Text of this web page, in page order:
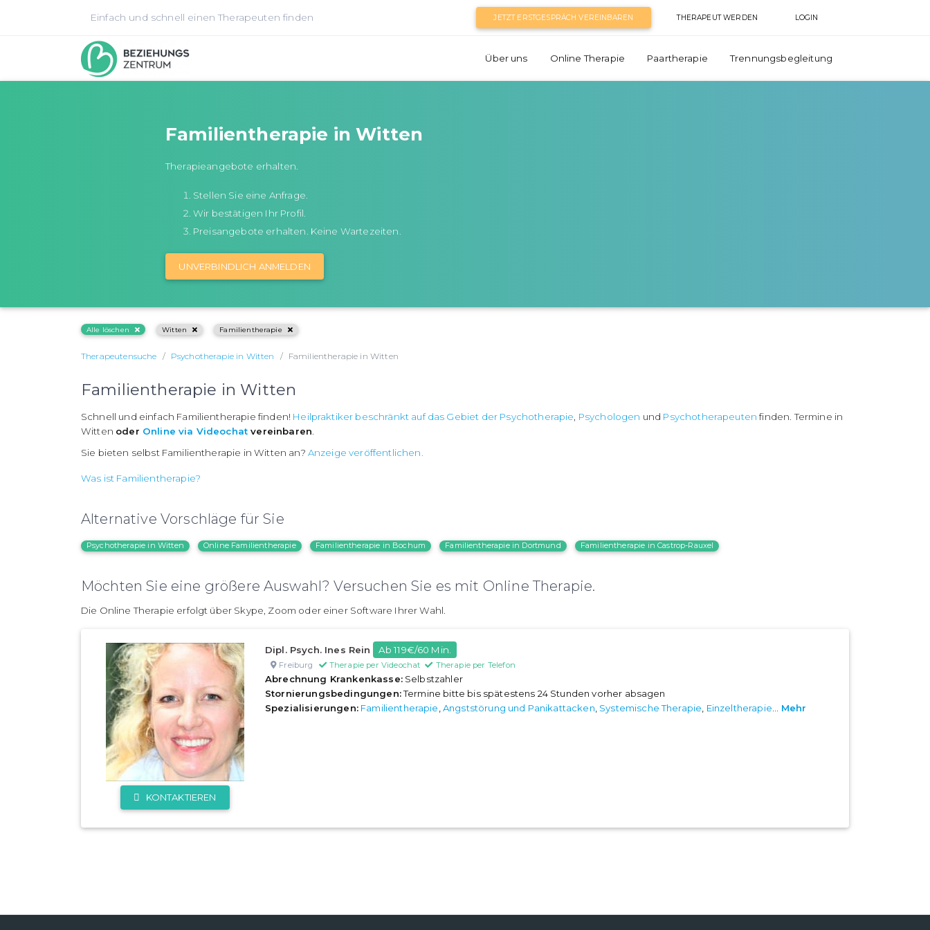
Einfach und schnell einen Therapeuten finden JETZT ERSTGESPRÄCH VEREINBAREN THERAPEUT WERDEN LOGIN
Über uns Online Therapie Paartherapie Trennungsbegleitung
Familientherapie in Witten
Therapieangebote erhalten.
Stellen Sie eine Anfrage.
Wir bestätigen Ihr Profil.
Preisangebote erhalten. Keine Wartezeiten.
UNVERBINDLICH ANMELDEN
Alle löschen Witten Familientherapie
Therapeutensuche Psychotherapie in Witten Familientherapie in Witten
Familientherapie in Witten
Schnell und einfach Familientherapie finden! Heilpraktiker beschränkt auf das Gebiet der Psychotherapie, Psychologen und Psychotherapeuten finden. Termine in
Witten oder Online via Videochat vereinbaren.
Sie bieten selbst Familientherapie in Witten an? Anzeige veröffentlichen.
Was ist Familientherapie?
Alternative Vorschläge für Sie
Psychotherapie in Witten Online Familientherapie Familientherapie in Bochum Familientherapie in Dortmund Familientherapie in Castrop-Rauxel
Möchten Sie eine größere Auswahl? Versuchen Sie es mit Online Therapie.
Die Online Therapie erfolgt über Skype, Zoom oder einer Software Ihrer Wahl.
KONTAKTIEREN
Dipl. Psych. Ines Rein Ab 119€/60 Min.
Freiburg Therapie per Videochat Therapie per Telefon
Abrechnung Krankenkasse:Selbstzahler
Stornierungsbedingungen:Termine bitte bis spätestens 24 Stunden vorher absagen
Spezialisierungen: Familientherapie,Angststörung und Panikattacken, Systemische Therapie, Einzeltherapie... Mehr